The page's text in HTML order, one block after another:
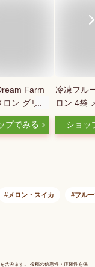
Farm
ン グリー
け
口大にカッ
カットメロ
プでみる
冷凍フル
ロン 4袋
冷凍 果物
み 使い
デトック
ショッ
メロン・スイカ フル
含みます。 投稿の信憑性・正確性を保